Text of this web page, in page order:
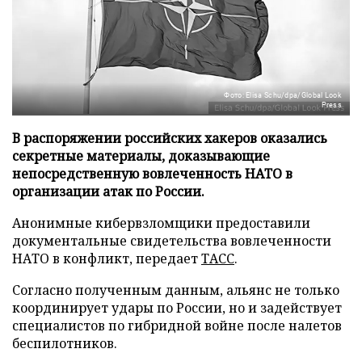
Фото: Elisa Schu/dpa/Global Look
Press
В распоряжении российских хакеров оказались
секретные материалы, доказывающие
непосредственную вовлеченность НАТО в
организации атак по России.
Анонимные кибервзломщики предоставили
документальные свидетельства вовлеченности
НАТО в конфликт, передаетТАСС.
Согласно полученным данным, альянс не только
координирует удары по России, но и задействует
специалистов по гибридной войне после налетов
беспилотников.